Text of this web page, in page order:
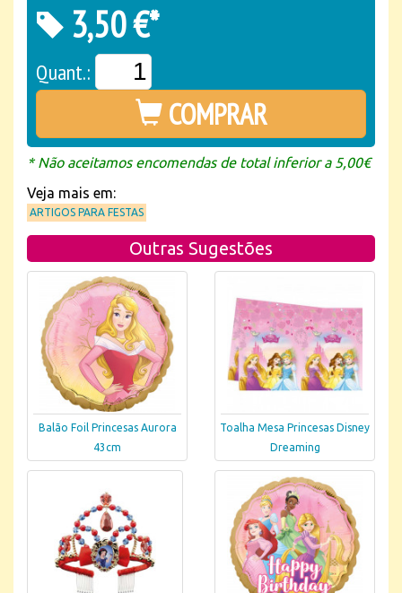
3,50 €*
Quant.:
COMPRAR
* Não aceitamos encomendas de total inferior a 5,00€
Veja mais em:
ARTIGOS PARA FESTAS
Outras Sugestões
Balão Foil Princesas Aurora
43cm
Toalha Mesa Princesas Disney
Dreaming